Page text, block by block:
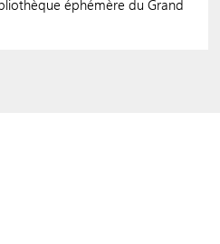
éphémère du Grand